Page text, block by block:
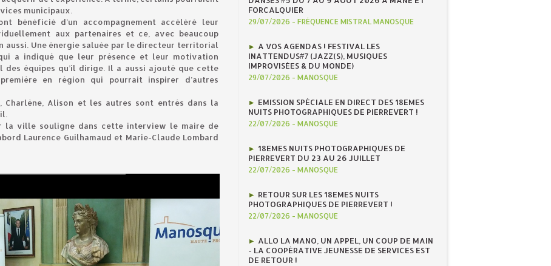
municipaux.
bénéficié d’un accompagnement accéléré leur
aux partenaires et ce, avec beaucoup
aussi. Une énergie saluée par le directeur territorial
a indiqué que leur présence et leur motivation
équipes qu’il dirige. Il a aussi ajouté que cette
en région qui pourrait inspirer d’autres
Charlène, Alison et les autres sont entrés dans la
la ville souligne dans cette interview le maire de
Laurence Guilhamaud et Marie-Claude Lombard
FORCALQUIER
29/07/2026 - FRÉQUENCE MISTRAL MANOSQUE
A VOS AGENDAS ! FESTIVAL LES
INATTENDUS#7 (JAZZ(S), MUSIQUES
IMPROVISÉES & DU MONDE)
29/07/2026 - MANOSQUE
EMISSION SPÉCIALE EN DIRECT DES 18EMES
NUITS PHOTOGRAPHIQUES DE PIERREVERT !
22/07/2026 - MANOSQUE
18EMES NUITS PHOTOGRAPHIQUES DE
PIERREVERT DU 23 AU 26 JUILLET
22/07/2026 - MANOSQUE
RETOUR SUR LES 18EMES NUITS
PHOTOGRAPHIQUES DE PIERREVERT !
22/07/2026 - MANOSQUE
ALLO LA MANO, UN APPEL, UN COUP DE MAIN
- LA COOPÉRATIVE JEUNESSE DE SERVICES EST
DE RETOUR !